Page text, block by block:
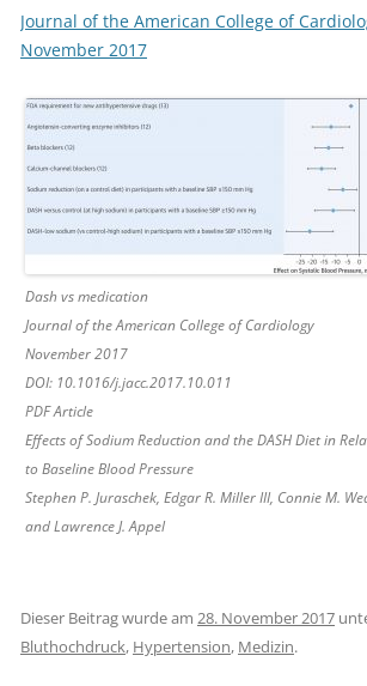
Journal of the American College of
November 2017
Dash vs medication
Journal of the American College of Cardiology
November 2017
DOI: 10.1016/j.jacc.2017.10.011
PDF Article
Effects of Sodium Reduction and the DASH Diet in
to Baseline Blood Pressure
Stephen P. Juraschek, Edgar R. Miller III, Connie M.
and Lawrence J. Appel
Dieser Beitrag wurde am 28. November 2017
Bluthochdruck, Hypertension, Medizin.